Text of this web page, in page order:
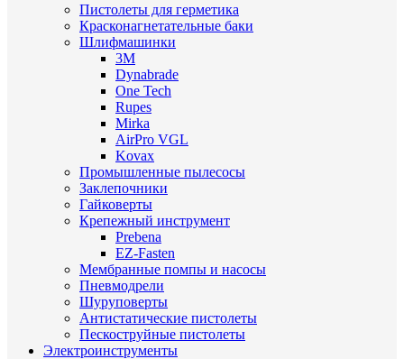
Пистолеты для герметика
Красконагнетательные баки
Шлифмашинки
3M
Dynabrade
One Tech
Rupes
Mirka
AirPro VGL
Kovax
Промышленные пылесосы
Заклепочники
Гайковерты
Крепежный инструмент
Prebena
EZ-Fasten
Мембранные помпы и насосы
Пневмодрели
Шуруповерты
Антистатические пистолеты
Пескоструйные пистолеты
Электроинструменты